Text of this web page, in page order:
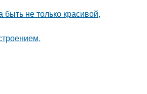
не только красивой,